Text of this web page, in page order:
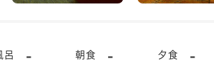
呂 - 朝食 - 夕食 -